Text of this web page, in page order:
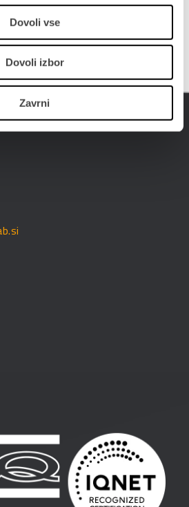
Dovoli vse
Dovoli izbor
Zavrni
SE NA E-NOVICE